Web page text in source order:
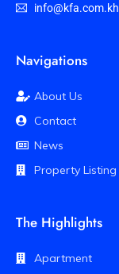
info@kfa.com.kh
Navigations
About Us
Contact
News
Property Listing
The Highlights
Apartment